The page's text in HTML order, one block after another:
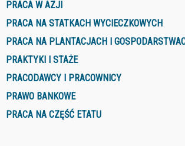
PRACA W AZJI
PRACA NA STATKACH WYCIECZKOWYCH
PRACA NA PLANTACJACH I
PRAKTYKI I STAŻE
PRACODAWCY I PRACOWNICY
PRAWO BANKOWE
PRACA NA CZĘŚĆ ETATU